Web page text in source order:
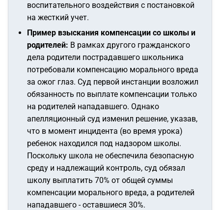
воспитательного воздействия с постановкой
на жесткий учет.
Пример взыскания компенсации со школы и
родителей: В рамках другого гражданского
дела родители пострадавшего школьника
потребовали компенсацию морального вреда
за ожог глаз. Суд первой инстанции возложил
обязанность по выплате компенсации только
на родителей нападавшего. Однако
апелляционный суд изменил решение, указав,
что в момент инцидента (во время урока)
ребенок находился под надзором школы.
Поскольку школа не обеспечила безопасную
среду и надлежащий контроль, суд обязал
школу выплатить 70% от общей суммы
компенсации морального вреда, а родителей
нападавшего - оставшиеся 30%.